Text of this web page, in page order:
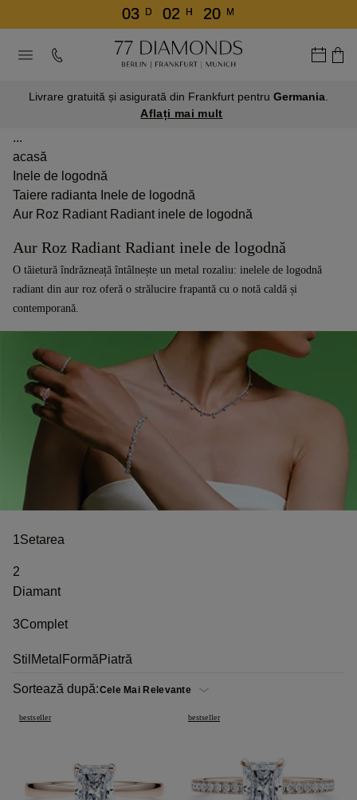
03 D 02 H 20 M
Livrare gratuită și asigurată din Frankfurt pentru Germania
Aflați mai mult
...
acasă
Inele de logodnă
Taiere radianta Inele de logodnă
Aur Roz Radiant Radiant inele de logodnă
Aur Roz Radiant Radiant inele de logodnă
O tăietură îndrăzneață întâlnește un metal rozaliu: inelele de logodnă
radiant din aur roz oferă o strălucire frapantă cu o notă caldă și
contemporană.
1Setarea
2
Diamant
3Complet
Stil Metal FormăPiatră
Sortează după:
bestseller bestseller